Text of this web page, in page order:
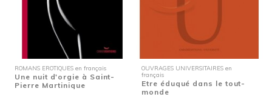
ROMANS EROTIQUES en français
Une nuit d'orgie à Saint-
Pierre Martinique
OUVRAGES UNIVERSITAIRES en
français
Etre éduqué dans le tout-
monde